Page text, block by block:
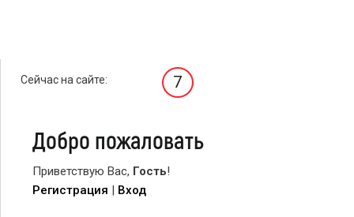
Сейчас на сайте: 7
Добро пожаловать
Приветствую Вас, Гость!
Регистрация | Вход